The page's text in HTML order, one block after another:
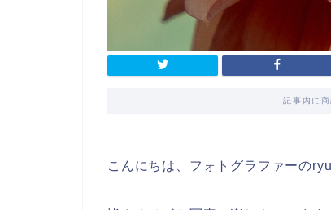
記事内に
こんにちは、フォトグラファーのryu